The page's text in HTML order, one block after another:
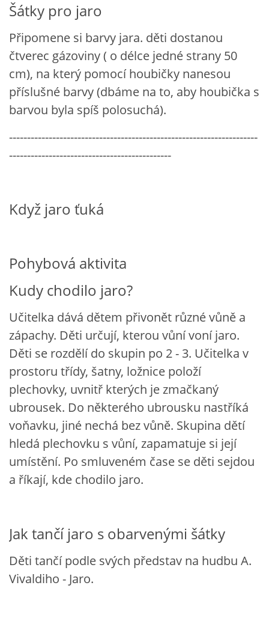
CO BY MĚLO DÍTĚ ZVLÁDNOUT PŘED VSTUPEM DO ZŠ
SPORTÍK - DĚTI V POHYBU
STOP ŠIKANĚ ANEB ŠIKANA BOLÍ
SADA EMOČNÍCH HER PRO DĚTI 3 - 4 ROKY
MOJE TVORBA POHÁDEK PRO DĚTI
POHÁDKY NA SPOTIFY
SPONZOŘI
Šátky pro jaro
Připomene si barvy jara. děti dostanou
čtverec gázoviny ( o délce jedné strany 50
cm), na který pomocí houbičky nanesou
příslušné barvy (dbáme na to, aby houbička s
barvou byla spíš polosuchá).
---------------------------------------------------------------------
---------------------------------------------
Když jaro ťuká
Pohybová aktivita
Kudy chodilo jaro?
Učitelka dává dětem přivonět různé vůně a
zápachy. Děti určují, kterou vůní voní jaro.
Děti se rozdělí do skupin po 2 - 3. Učitelka v
prostoru třídy, šatny, ložnice položí
plechovky, uvnitř kterých je zmačkaný
ubrousek. Do některého ubrousku nastříká
voňavku, jiné nechá bez vůně. Skupina dětí
hledá plechovku s vůní, zapamatuje si její
umístění. Po smluveném čase se děti sejdou
a říkají, kde chodilo jaro.
Jak tančí jaro s obarvenými šátky
Děti tančí podle svých představ na hudbu A.
Vivaldiho - Jaro.